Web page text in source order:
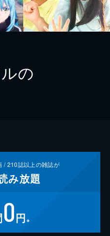
の
/210誌以上の雑誌が
み放題
0円 ※